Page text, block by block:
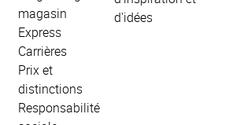
magasin
Express
Carrières
Prix et
distinctions
Responsabilité
d'idées